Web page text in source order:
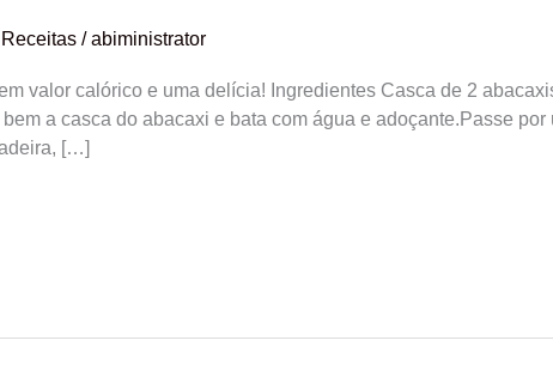
Receitas/abiministrator
valor calórico e uma delícia! Ingredientes Casca de 2
a casca do abacaxi e bata com água e adoçante.Passe
[…]